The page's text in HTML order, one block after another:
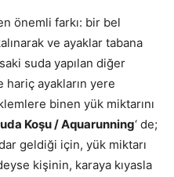
önemli farkı: bir bel
ve ayaklar tabana
suda yapılan diğer
ayakların yere
binen yük miktarını
Koşu / Aquarunning‘ de;
geldiği için, yük miktarı
kişinin, karaya kıyasla